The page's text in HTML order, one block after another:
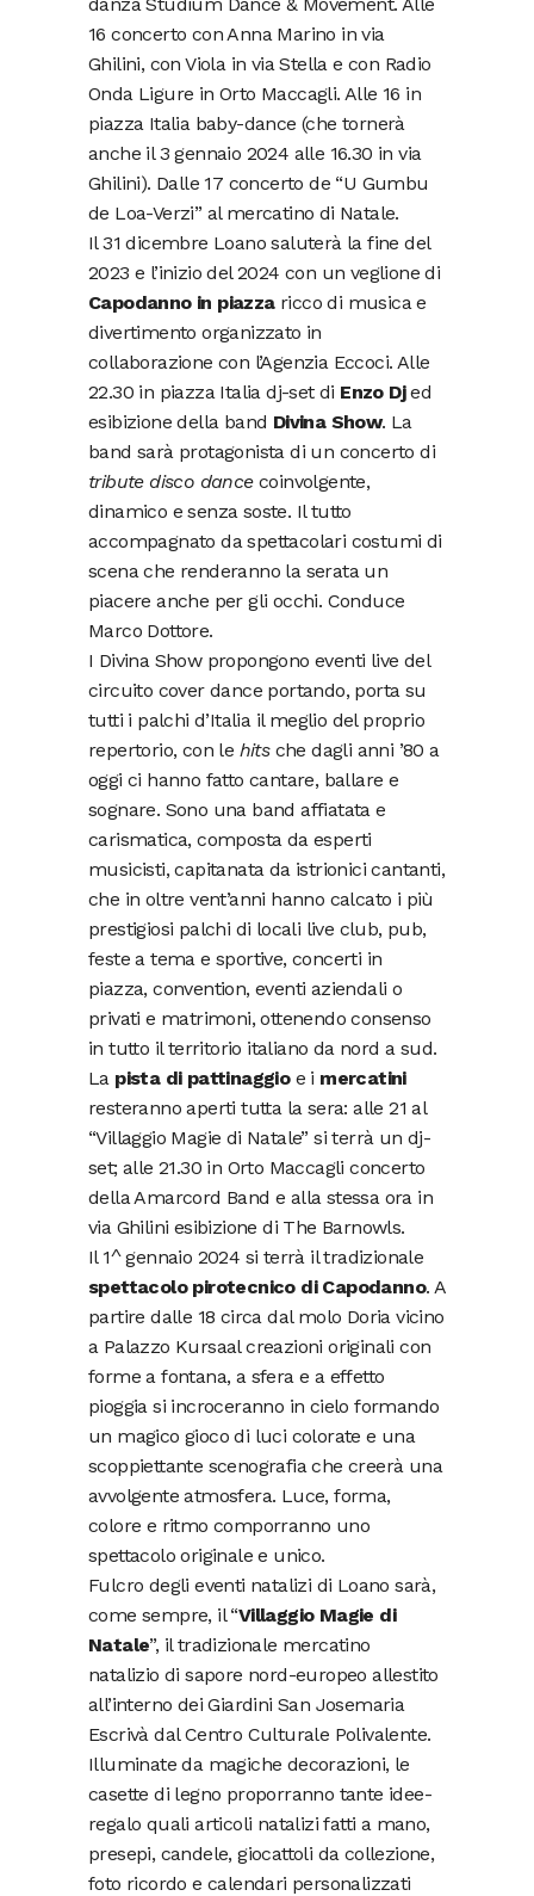
16 concerto con Anna Marino in via
Ghilini, con Viola in via Stella e con Radio
Onda Ligure in Orto Maccagli. Alle 16 in
piazza Italia baby-dance (che tornerà
anche il 3 gennaio 2024 alle 16.30 in via
Ghilini). Dalle 17 concerto de “U Gumbu
de Loa-Verzi” al mercatino di Natale.
Il 31 dicembre Loano saluterà la fine del
2023 e l’inizio del 2024 con un veglione di
Capodanno in piazzaricco di musica e
divertimento organizzato in
collaborazione con l’Agenzia Eccoci. Alle
22.30 in piazza Italia dj-set di Enzo Djed
esibizione della band Divina Show. La
band sarà protagonista di un concerto di
tribute disco dancecoinvolgente,
dinamico e senza soste. Il tutto
accompagnato da spettacolari costumi di
scena che renderanno la serata un
piacere anche per gli occhi. Conduce
Marco Dottore.
I Divina Show propongono eventi live del
circuito cover dance portando, porta su
tutti i palchi d’Italia il meglio del proprio
repertorio, con le hitsche dagli anni ’80 a
oggi ci hanno fatto cantare, ballare e
sognare. Sono una band affiatata e
carismatica, composta da esperti
musicisti, capitanata da istrionici cantanti,
che in oltre vent’anni hanno calcato i più
prestigiosi palchi di locali live club, pub,
feste a tema e sportive, concerti in
piazza, convention, eventi aziendali o
privati e matrimoni, ottenendo consenso
in tutto il territorio italiano da nord a sud.
La pista di pattinaggioe i mercatini
resteranno aperti tutta la sera: alle 21 al
“Villaggio Magie di Natale” si terrà un dj-
set; alle 21.30 in Orto Maccagli concerto
della Amarcord Band e alla stessa ora in
via Ghilini esibizione di The Barnowls.
Il 1^ gennaio 2024 si terrà il tradizionale
spettacolo pirotecnico di Capodanno. A
partire dalle 18 circa dal molo Doria vicino
a Palazzo Kursaal creazioni originali con
forme a fontana, a sfera e a effetto
pioggia si incroceranno in cielo formando
un magico gioco di luci colorate e una
scoppiettante scenografia che creerà una
avvolgente atmosfera. Luce, forma,
colore e ritmo comporranno uno
spettacolo originale e unico.
Fulcro degli eventi natalizi di Loano sarà,
come sempre, il “Villaggio Magie di
Natale”, il tradizionale mercatino
natalizio di sapore nord-europeo allestito
all’interno dei Giardini San Josemaria
Escrivà dal Centro Culturale Polivalente.
Illuminate da magiche decorazioni, le
casette di legno proporranno tante idee-
regalo quali articoli natalizi fatti a mano,
presepi, candele, giocattoli da collezione,
foto ricordo e calendari personalizzati